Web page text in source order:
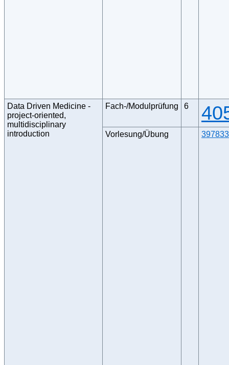
Data Driven Medicine -
project-oriented,
multidisciplinary
introduction
Fach-/Modulprüfung 6
Vorlesung/Übung 397833